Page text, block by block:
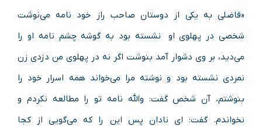
«فاضلی به یکی از دوستان صاحب راز خود نامه می‌نوشت
شخصی در پهلوی او نشسته بود به گوشه چشم نامه او را
می‌دید، بر وی دشوار آمد بنوشت اگر نه در پهلوی من دزدی زن
نمردی نشسته بود و نوشته مرا می‌خواند همه اسرار خود را
بنوشتم، آن شخص گفت: والله نامه تو را مطالعه نکردم و
نخواندم. گفت: ای نادان پس این را که می‌گویی از کجا